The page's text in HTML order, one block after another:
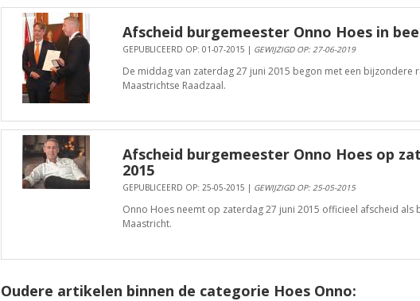
Afscheid burgemeester Onno Hoes in
GEPUBLICEERD OP: 01-07-2015 | GEWIJZIGD OP: 27-06-2019
De middag van zaterdag 27 juni 2015 begon met een bijzondere
Maastrichtse Raadzaal.
Afscheid burgemeester Onno Hoes op
2015
GEPUBLICEERD OP: 25-05-2015 | GEWIJZIGD OP: 25-05-2015
Onno Hoes neemt op zaterdag 27 juni 2015 officieel afscheid als
Maastricht.
Oudere artikelen binnen de categorie Hoes Onno: